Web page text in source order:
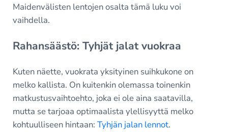
Maidenvälisten lentojen osalta tämä luku voi
vaihdella.
Rahansäästö: Tyhjät jalat vuokraa
Kuten näette, vuokrata yksityinen suihkukone on
melko kallista. On kuitenkin olemassa toinenkin
matkustusvaihtoehto, joka ei ole aina saatavilla,
mutta se tarjoaa optimaalista ylellisyyttä melko
kohtuulliseen hintaan: Tyhjän jalan lennot.